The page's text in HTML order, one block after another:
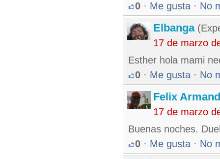
0 · Me gusta · No
Elbanga
17 de marzo
Esther hola mami
0 · Me gusta · No
Felix
17 de marzo
Buenas noches.
0 · Me gusta · No